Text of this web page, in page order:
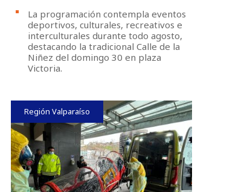
La programación contempla eventos
deportivos, culturales, recreativos e
interculturales durante todo agosto,
destacando la tradicional Calle de la
Niñez del domingo 30 en plaza
Victoria.
Región Valparaíso